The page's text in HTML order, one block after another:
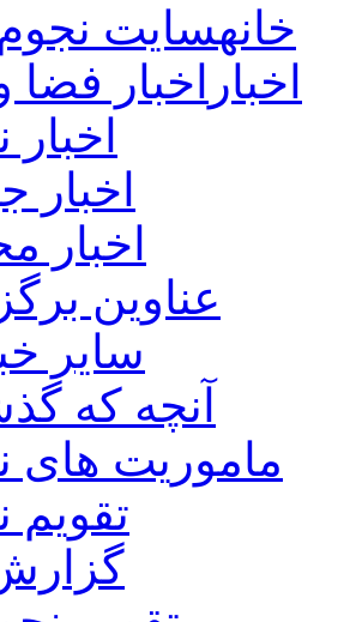
خانهسایت نجوم
اخبار اخبار فضا
اخبار
اخبار
اخبار
عناوین
سایر
آنچه که
ماموریت های
تقویم